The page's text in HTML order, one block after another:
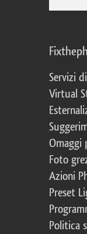
Servizi
Virtual
Omaggi
Foto
Azioni
Preset
Politica